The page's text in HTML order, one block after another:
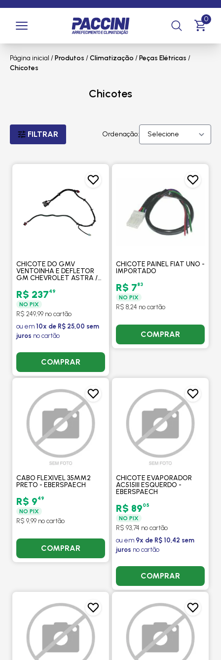
0
Página inicial /Produtos /Climatização/Peças Elétricas /
Chicotes
Chicotes
FILTRAR Ordenação:
CHICOTE DO GMV
VENTOINHA E DEFLETOR
GM CHEVROLET ASTRA /
MANUAL OU AUTOMATICO
COM AR - ORIGINAL
R$ 23749
NO PIX
R$ 249,99 no cartão
ou em 10x de R$ 25,00 sem
juros no cartão
COMPRAR
CHICOTE PAINEL FIAT UNO -
IMPORTADO
R$ 783
NO PIX
R$ 8,24 no cartão
COMPRAR
CABO FLEXIVEL 35MM2
PRETO - EBERSPAECH
R$ 949
NO PIX
R$ 9,99 no cartão
COMPRAR
CHICOTE EVAPORADOR
AC515III ESQUERDO -
EBERSPAECH
R$ 8905
NO PIX
R$ 93,74 no cartão
ou em 9x de R$ 10,42 sem
juros no cartão
COMPRAR